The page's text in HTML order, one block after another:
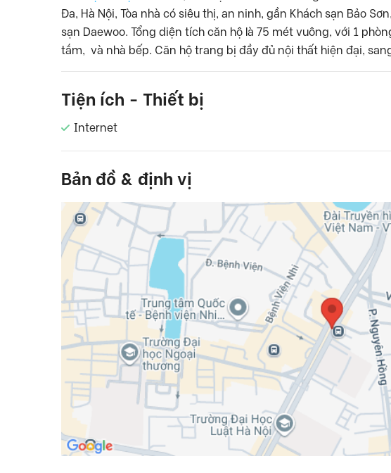
Đa, Hà Nội, Tòa nhà có siêu thị, an ninh, gần Khách sạn Bảo
sạn Daewoo. Tổng diện tích căn hộ là 75 mét vuông, với 1
tắm, và nhà bếp. Căn hộ trang bị đầy đủ nội thất hiện đại,
Tiện ích - Thiết bị
Internet
Bản đồ & định vị